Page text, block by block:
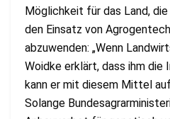
Möglichkeit für das Land,
den Einsatz von
abzuwenden: „Wenn
Woidke erklärt, dass ihm die
kann er mit diesem Mittel
Solange